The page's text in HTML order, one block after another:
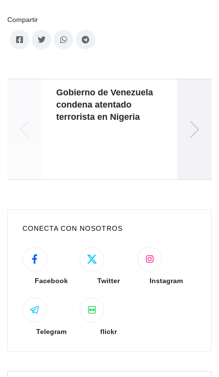
Compartir
Gobierno de Venezuela
condena atentado
terrorista en Nigeria
CONECTA CON NOSOTROS
Facebook Twitter Instagram
Telegram flickr